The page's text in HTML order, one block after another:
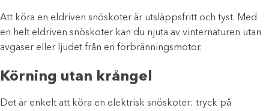
Att köra en eldriven snöskoter är utsläppsfritt och tyst. Med
en helt eldriven snöskoter kan du njuta av vinternaturen utan
avgaser eller ljudet från en förbränningsmotor.
Körning utan krångel
Det är enkelt att köra en elektrisk snöskoter: tryck på